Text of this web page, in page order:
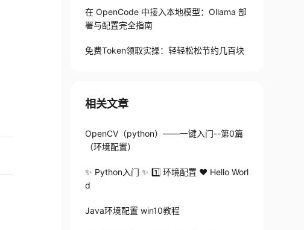
在 OpenCode 中接入本地模型：Ollama 部
署与配置完全指南
免费Token领取实操：轻轻松松节约几百块
相关文章
OpenCV（python）——一键入门--第0篇
（环境配置）
✨ Python入门 ✨ 1️⃣ 环境配置 ❤️ Hello Worl
d
Java环境配置 win10教程